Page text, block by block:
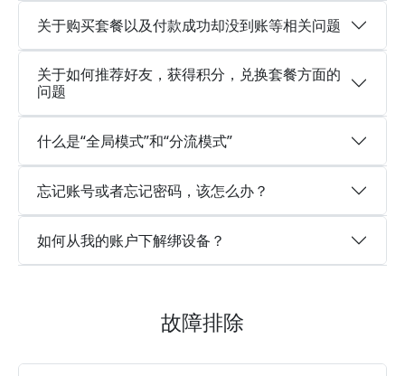
关于购买套餐以及付款成功却没到账等相关问题
关于如何推荐好友，获得积分，兑换套餐方面的
问题
什么是“全局模式”和“分流模式”
忘记账号或者忘记密码，该怎么办？
如何从我的账户下解绑设备？
故障排除